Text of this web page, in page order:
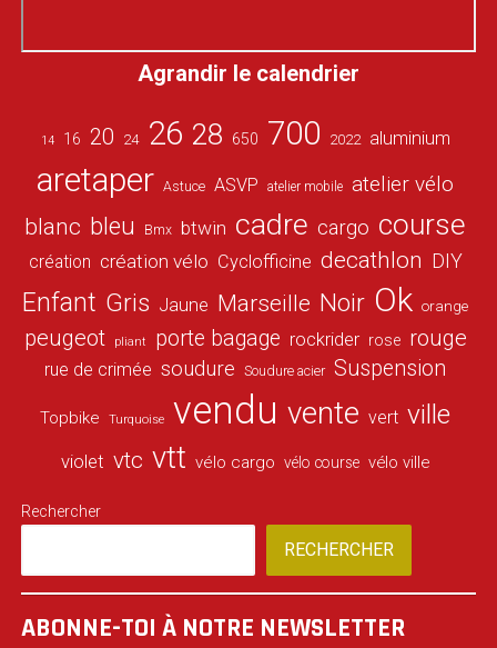
Agrandir le calendrier
14 16 20 24 26 28 650 700 2022 aluminium
aretaper Astuce ASVP atelier mobile atelier vélo
blanc bleu Bmx btwin cadre cargo course
création création vélo Cyclofficine decathlon DIY
Enfant Gris Jaune Marseille Noir Ok orange
peugeot pliant porte bagage rockrider rose rouge
rue de crimée soudure Soudure acier Suspension
Topbike Turquoise vendu vente vert ville
violet vtc vtt vélo cargo vélo course vélo ville
Rechercher
RECHERCHER
ABONNE-TOI À NOTRE NEWSLETTER